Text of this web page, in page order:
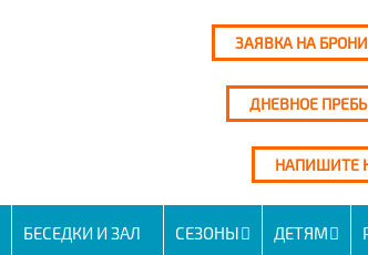
ЗАЯВКА НА
ДНЕВНОЕ
НАПИШИТЕ
БЕСЕДКИ И ЗАЛ СЕЗОНЫ ДЕТЯМ